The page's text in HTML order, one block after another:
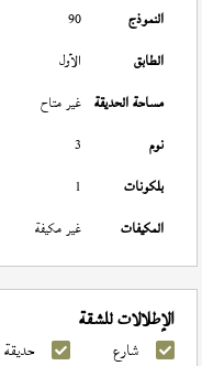
النموذج
90
الطابق
الأول
مساحة الحديقة غير متاح
نوم
3
بلكونات
1
المكيفات
غير مكيفة
الإطلالات للشقة
شارع حديقة